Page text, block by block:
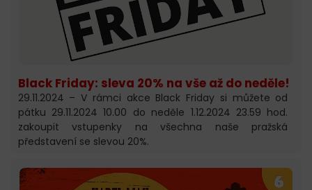
Black Friday: sleva 20% na vše až do neděle!
29.11.2024 – V rámci akce Black Friday si můžete od
pátku 29.11.2024 10.00 do neděle 1.12.2024 23.59 hod.
zakoupit vstupenky na všechna naše pražská
představení se slevou 20%.